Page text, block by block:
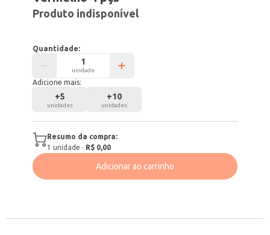
Produto indisponível
Quantidade:
unidade
Adicione mais:
+5
unidades
+10
unidades
Resumo da compra:
1 unidade · R$ 0,00
Adicionar ao carrinho